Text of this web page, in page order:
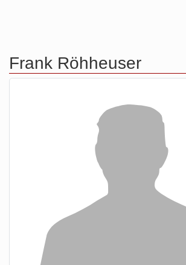
Frank Röhheuser